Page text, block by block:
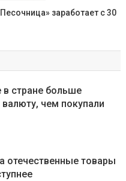
заработает с 30
в стране больше
чем покупали
отечественные товары